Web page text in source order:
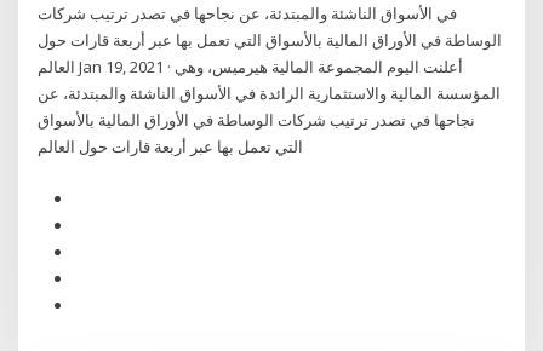
في الأسواق الناشئة والمبتدئة، عن نجاحها في تصدر ترتيب شركات
الوساطة في الأوراق المالية بالأسواق التي تعمل بها عبر أربعة قارات حول
العالم Jan 19, 2021 · أعلنت اليوم المجموعة المالية هيرميس، وهي
المؤسسة المالية والاستثمارية الرائدة في الأسواق الناشئة والمبتدئة، عن
نجاحها في تصدر ترتيب شركات الوساطة في الأوراق المالية بالأسواق
التي تعمل بها عبر أربعة قارات حول العالم